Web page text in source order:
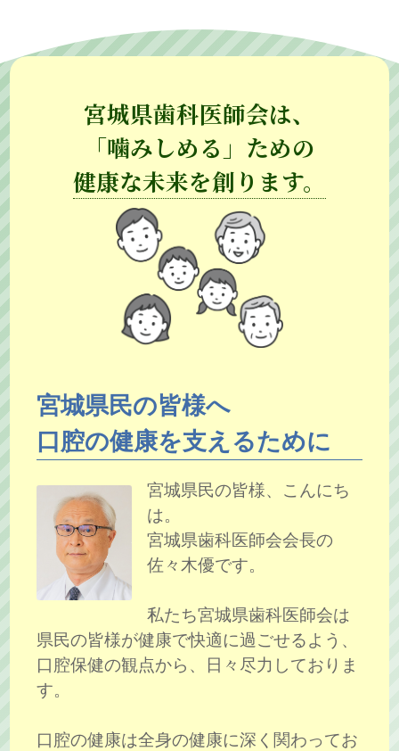
宮城県歯科医師会は、
「噛みしめる」ための
健康な未来を創ります。
宮城県民の皆様へ
口腔の健康を支えるために
宮城県民の皆様、こんにち
は。
宮城県歯科医師会会長の
佐々木優です。
私たち宮城県歯科医師会は
県民の皆様が健康で快適に過ごせるよう、
口腔保健の観点から、日々尽力しておりま
す。
口腔の健康は全身の健康に深く関わってお